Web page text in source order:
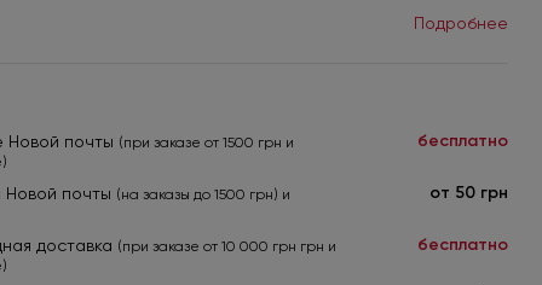
Подробнее
Новой почты (при заказе от 1500 грн и
бесплатно
Новой почты (на заказы до 1500 грн) и
от 50 грн
доставка (при заказе от 10 000 грн грн и
бесплатно